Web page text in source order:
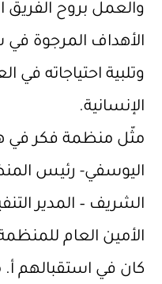
والعمل بروح الفريق
الأهداف المرجوة
وتلبية احتياجاته في
الإنسانية.
مثّل منظمة فكر في
اليوسفي- رئيس
الشريف – المدير
الأمين العام
كان في استقبالهم